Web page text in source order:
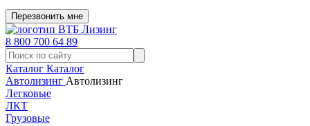
Перезвонить мне
8 800 700 64 89
Каталог Каталог
Автолизинг Автолизинг
Легковые
ЛКТ
Грузовые